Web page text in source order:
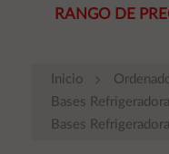
RANGO DE
Inicio
Bases
Bases